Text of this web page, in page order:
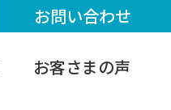
お客さまの声
お問い合わせ